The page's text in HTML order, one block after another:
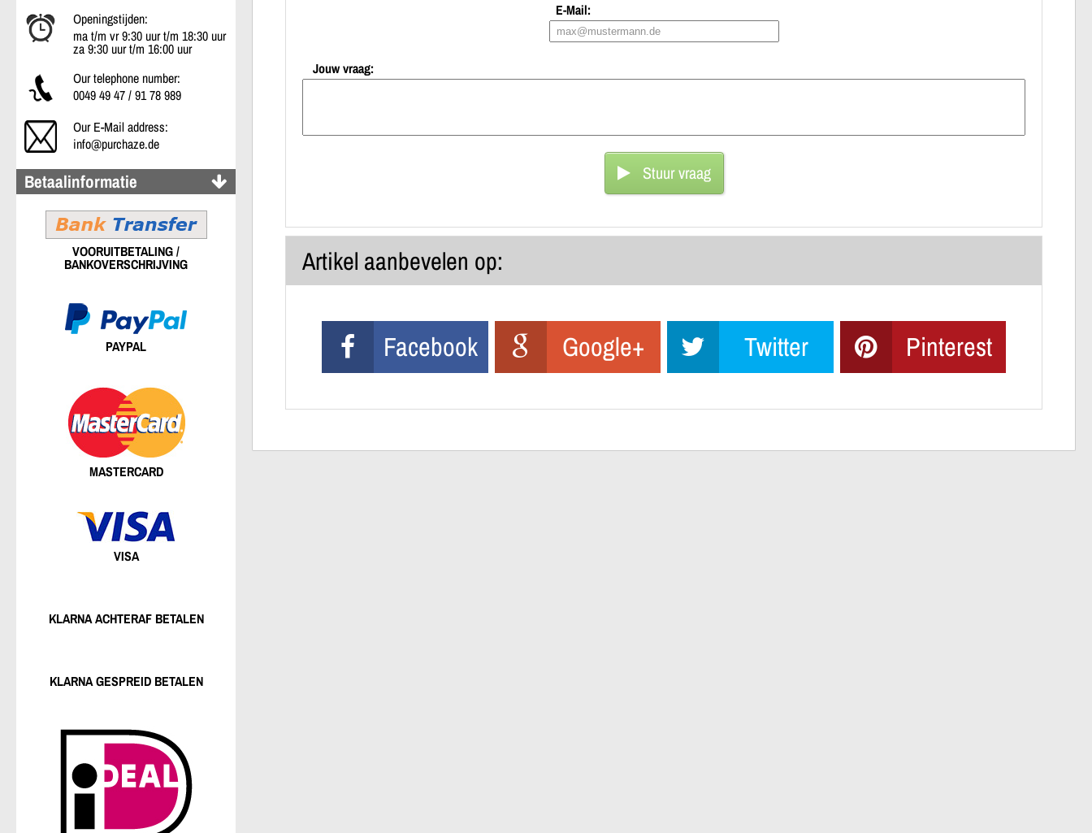
Openingstijden:
ma t/m vr 9:30 uur t/m 18:30 uur
za 9:30 uur t/m 16:00 uur
Our telephone number:
0049 49 47 / 91 78 989
Our E-Mail address:
info@purchaze.de
Betaalinformatie
VOORUITBETALING /
BANKOVERSCHRIJVING
PAYPAL
MASTERCARD
VISA
KLARNA ACHTERAF BETALEN
KLARNA GESPREID BETALEN
E-Mail:
Jouw vraag:
Stuur vraag
Artikel aanbevelen op:
Facebook Google+ Twitter Pinterest